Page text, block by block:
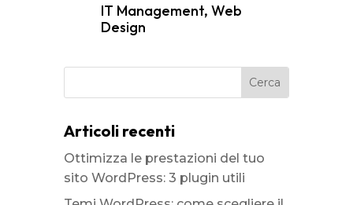
IT Management, Web
Design
Articoli recenti
Ottimizza le prestazioni del tuo
sito WordPress: 3 plugin utili